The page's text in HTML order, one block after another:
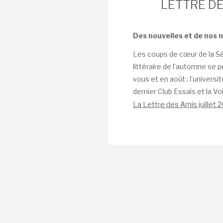
LETTRE
Des nouvelles et de nos
Les coups de cœur de la
littéraire de l’automne se
vous et en août :
dernier Club Essais et la
La Lettre des Amis juillet